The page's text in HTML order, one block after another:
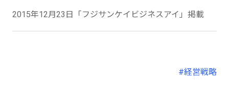
2015年12月23日「フジサンケイビジネスアイ」掲載
#経営戦略